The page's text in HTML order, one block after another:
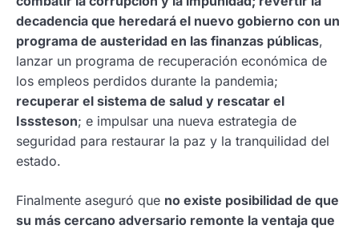
decadencia que heredará el nuevo gobierno con un
programa de austeridad en las finanzas públicas,
lanzar un programa de recuperación económica de
los empleos perdidos durante la pandemia;
recuperar el sistema de salud y rescatar el
Isssteson; e impulsar una nueva estrategia de
seguridad para restaurar la paz y la tranquilidad del
estado.
Finalmente aseguró que no existe posibilidad de que
su más cercano adversario remonte la ventaja que